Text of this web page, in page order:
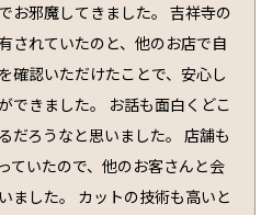
お邪魔してきました。 吉祥寺の
されていたのと、他のお店で自
確認いただけたことで、安心し
できました。 お話も面白くどこ
だろうなと思いました。 店舗も
ていたので、他のお客さんと会
ました。 カットの技術も高いと